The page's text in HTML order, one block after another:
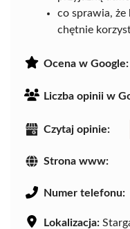
co sprawia, że
chętnie
Ocena w Google:
Liczba opinii w
Czytaj opinie:
Strona www:
Numer telefonu:
Lokalizacja: